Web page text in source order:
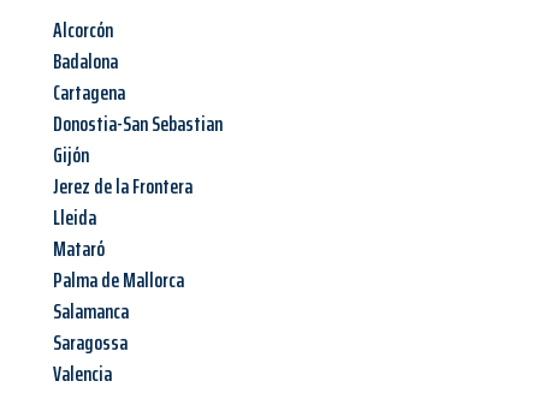
Alcorcón
Badalona
Cartagena
Donostia-San Sebastian
Gijón
Jerez de la Frontera
Lleida
Mataró
Palma de Mallorca
Salamanca
Saragossa
Valencia